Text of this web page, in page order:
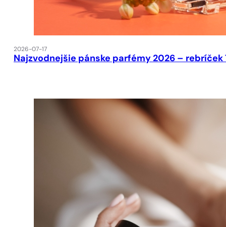
2026-07-17
Najzvodnejšie pánske parfémy 2026 – rebríček